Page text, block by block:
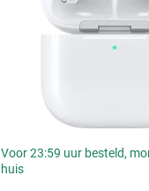
Voor 23:59 uur besteld,
huis